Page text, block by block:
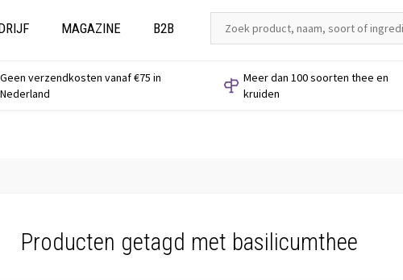
MAGAZINE B2B
Geen verzendkosten vanaf €75 in
Nederland
Meer dan 100 soorten thee en
kruiden
Producten getagd met basilicumthee